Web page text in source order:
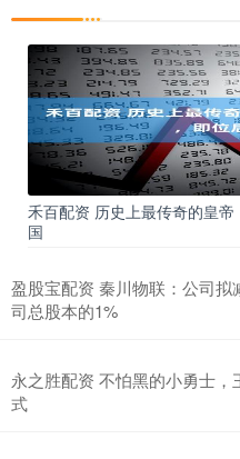
禾百配资 历史上最传奇的皇
国
盈股宝配资 秦川物联：公司
司总股本的1%
永之胜配资 不怕黑的小勇士
式